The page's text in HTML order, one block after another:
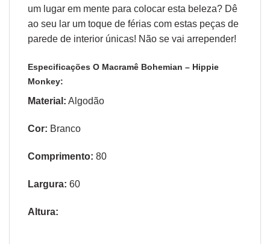
um lugar em mente para colocar esta beleza? Dê
ao seu lar um toque de férias com estas peças de
parede de interior únicas! Não se vai arrepender!
Especificações O Macramê Bohemian – Hippie
Monkey:
Material: Algodão
Cor: Branco
Comprimento: 80
Largura: 60
Altura: